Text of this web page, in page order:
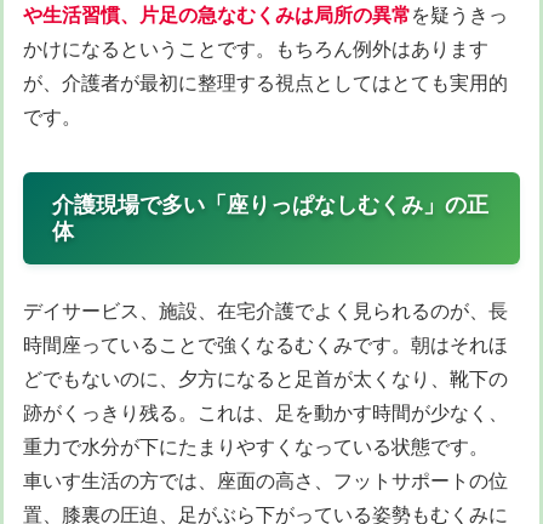
や生活習慣、片足の急なむくみは局所の異常を疑うきっ
かけになるということです。もちろん例外はあります
が、介護者が最初に整理する視点としてはとても実用的
です。
介護現場で多い「座りっぱなしむくみ」の正
体
デイサービス、施設、在宅介護でよく見られるのが、長
時間座っていることで強くなるむくみです。朝はそれほ
どでもないのに、夕方になると足首が太くなり、靴下の
跡がくっきり残る。これは、足を動かす時間が少なく、
重力で水分が下にたまりやすくなっている状態です。
車いす生活の方では、座面の高さ、フットサポートの位
置、膝裏の圧迫、足がぶら下がっている姿勢もむくみに